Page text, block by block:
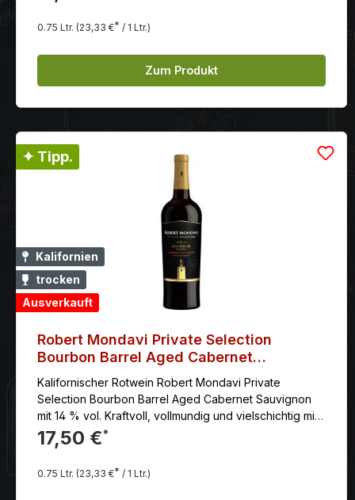
0.75 Ltr. (23,33 €* / 1 Ltr.)
Zum Produkt
✦ Tipp.
Kalifornien
trocken
Ausverkauft
Robert Mondavi Private Selection
Bourbon Barrel Aged Cabernet
Sauvignon 2021
Kalifornischer Rotwein Robert Mondavi Private
Selection Bourbon Barrel Aged Cabernet Sauvignon
mit 14 % vol. Kraftvoll, vollmundig und vielschichtig mit
kräftigem, doch sanft gereiftem Tannin, dichte Aromen
von dunklen Beeren und Blaubeerkuchen
verschmelzen mit süßer Vanille, Karamell, Nougat und
17,50 €*
0.75 Ltr. (23,33 €* / 1 Ltr.)